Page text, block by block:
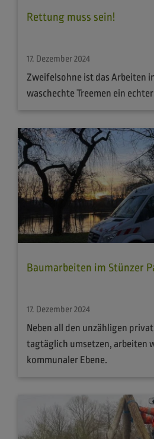
Rettung muss sein!
17. Dezember 2024
Zweifelsohne ist das Arbeiten
waschechte Treemen ein
Baumarbeiten im Stünzer
17. Dezember 2024
Neben all den unzähligen
tagtäglich umsetzen, arbeiten
kommunaler Ebene.